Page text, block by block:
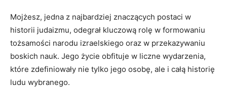
Mojżesz, jedna z najbardziej znaczących ‌postaci w​
historii judaizmu, odegrał kluczową ⁤rolę w formowaniu
tożsamości‍ narodu​ izraelskiego oraz w przekazywaniu
boskich ⁤nauk.‍ Jego życie obfituje w liczne wydarzenia,⁢
które zdefiniowały nie tylko jego osobę, ale i całą historię
ludu wybranego.